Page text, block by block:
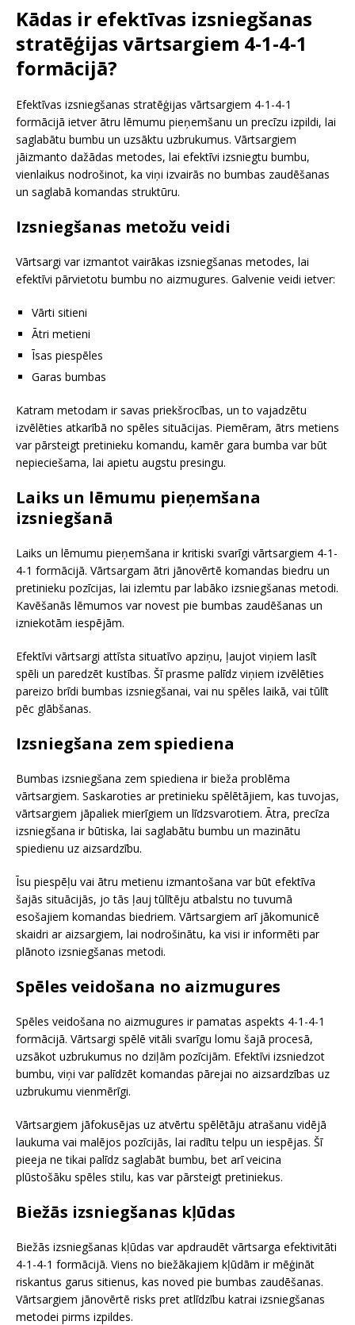
Kādas ir efektīvas izsniegšanas
stratēģijas vārtsargiem 4-1-4-1
formācijā?
Efektīvas izsniegšanas stratēģijas vārtsargiem 4-1-4-1
formācijā ietver ātru lēmumu pieņemšanu un precīzu izpildi, lai
saglabātu bumbu un uzsāktu uzbrukumus. Vārtsargiem
jāizmanto dažādas metodes, lai efektīvi izsniegtu bumbu,
vienlaikus nodrošinot, ka viņi izvairās no bumbas zaudēšanas
un saglabā komandas struktūru.
Izsniegšanas metožu veidi
Vārtsargi var izmantot vairākas izsniegšanas metodes, lai
efektīvi pārvietotu bumbu no aizmugures. Galvenie veidi ietver:
Vārti sitieni
Ātri metieni
Īsas piespēles
Garas bumbas
Katram metodam ir savas priekšrocības, un to vajadzētu
izvēlēties atkarībā no spēles situācijas. Piemēram, ātrs metiens
var pārsteigt pretinieku komandu, kamēr gara bumba var būt
nepieciešama, lai apietu augstu presingu.
Laiks un lēmumu pieņemšana
izsniegšanā
Laiks un lēmumu pieņemšana ir kritiski svarīgi vārtsargiem 4-1-
4-1 formācijā. Vārtsargam ātri jānovērtē komandas biedru un
pretinieku pozīcijas, lai izlemtu par labāko izsniegšanas metodi.
Kavēšanās lēmumos var novest pie bumbas zaudēšanas un
izniekotām iespējām.
Efektīvi vārtsargi attīsta situatīvo apziņu, ļaujot viņiem lasīt
spēli un paredzēt kustības. Šī prasme palīdz viņiem izvēlēties
pareizo brīdi bumbas izsniegšanai, vai nu spēles laikā, vai tūlīt
pēc glābšanas.
Izsniegšana zem spiediena
Bumbas izsniegšana zem spiediena ir bieža problēma
vārtsargiem. Saskaroties ar pretinieku spēlētājiem, kas tuvojas,
vārtsargiem jāpaliek mierīgiem un līdzsvarotiem. Ātra, precīza
izsniegšana ir būtiska, lai saglabātu bumbu un mazinātu
spiedienu uz aizsardzību.
Īsu piespēļu vai ātru metienu izmantošana var būt efektīva
šajās situācijās, jo tās ļauj tūlītēju atbalstu no tuvumā
esošajiem komandas biedriem. Vārtsargiem arī jākomunicē
skaidri ar aizsargiem, lai nodrošinātu, ka visi ir informēti par
plānoto izsniegšanas metodi.
Spēles veidošana no aizmugures
Spēles veidošana no aizmugures ir pamatas aspekts 4-1-4-1
formācijā. Vārtsargi spēlē vitāli svarīgu lomu šajā procesā,
uzsākot uzbrukumus no dziļām pozīcijām. Efektīvi izsniedzot
bumbu, viņi var palīdzēt komandas pārejai no aizsardzības uz
uzbrukumu vienmērīgi.
Vārtsargiem jāfokusējas uz atvērtu spēlētāju atrašanu vidējā
laukuma vai malējos pozīcijās, lai radītu telpu un iespējas. Šī
pieeja ne tikai palīdz saglabāt bumbu, bet arī veicina
plūstošāku spēles stilu, kas var pārsteigt pretiniekus.
Biežās izsniegšanas kļūdas
Biežās izsniegšanas kļūdas var apdraudēt vārtsarga efektivitāti
4-1-4-1 formācijā. Viens no biežākajiem kļūdām ir mēģināt
riskantus garus sitienus, kas noved pie bumbas zaudēšanas.
Vārtsargiem jānovērtē risks pret atlīdzību katrai izsniegšanas
metodei pirms izpildes.